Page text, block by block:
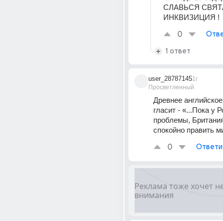
СЛАВЬСЯ
ИНКВИЗИЦИЯ !
0
1 ответ
user_28787145
Просветленный
1г
Древнее
гласит - «...Пока у
проблемы,
спокойно править
0